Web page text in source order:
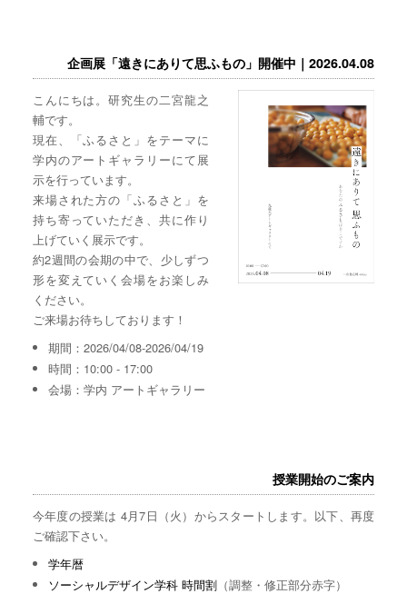
企画展「遠きにありて思ふもの」開催中｜2026.04.08
こんにちは。研究生の二宮龍之
輔です。
現在、「ふるさと」をテーマに
学内のアートギャラリーにて展
示を行っています。
来場された方の「ふるさと」を
持ち寄っていただき、共に作り
上げていく展示です。
約2週間の会期の中で、少しずつ
形を変えていく会場をお楽しみ
ください。
ご来場お待ちしております！
期間：2026/04/08-2026/04/19
時間：10:00 - 17:00
会場：学内 アートギャラリー
授業開始のご案内
今年度の授業は 4月7日（火）からスタートします。以下、再度
ご確認下さい。
学年暦
ソーシャルデザイン学科 時間割 （調整・修正部分赤字）